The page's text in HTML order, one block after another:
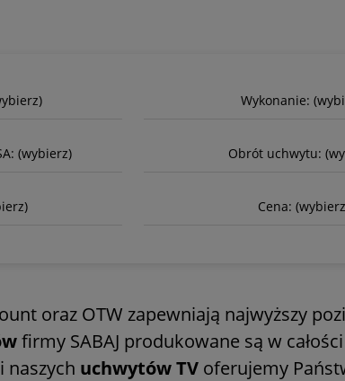
Wykonanie:
(wybierz) Obrót uchwytu:
Cena:
oraz OTW zapewniają najwyższy
firmy SABAJ produkowane są w
naszych uchwytów TV oferujemy